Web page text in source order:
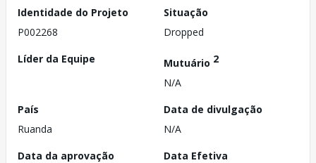
Identidade do Projeto
P002268
Situação
Dropped
Líder da Equipe
Mutuário 2
N/A
País
Ruanda
Data de divulgação
N/A
Data da aprovação
Data Efetiva